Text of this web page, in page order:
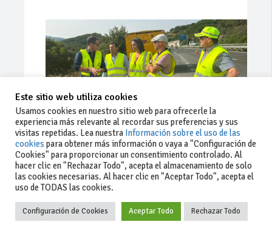
Ago 03, 2026 83 0 0
La Junta implementa mejoras en la
A381 por Los Barrios
Este sitio web utiliza cookies
Usamos cookies en nuestro sitio web para ofrecerle la
experiencia más relevante al recordar sus preferencias y sus
visitas repetidas. Lea nuestra Información sobre el uso de las
cookies para obtener más información o vaya a "Configuración de
Cookies" para proporcionar un consentimiento controlado. Al
hacer clic en "Rechazar Todo", acepta el almacenamiento de solo
las cookies necesarias. Al hacer clic en "Aceptar Todo", acepta el
uso de TODAS las cookies.
Configuración de Cookies Aceptar Todo Rechazar Todo